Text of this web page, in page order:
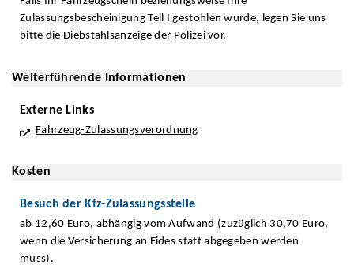
Zulassungsbescheinigung Teil I gestohlen wurde, legen Sie uns
bitte die Diebstahlsanzeige der Polizei vor.
Weiterführende Informationen
Externe Links
Fahrzeug-Zulassungsverordnung
Kosten
Besuch der Kfz-Zulassungsstelle
ab 12,60 Euro, abhängig vom Aufwand (zuzüglich 30,70 Euro,
wenn die Versicherung an Eides statt abgegeben werden
muss).